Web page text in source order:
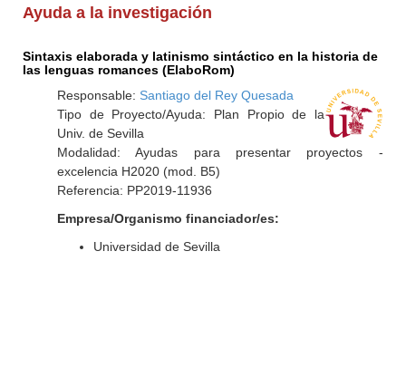
Ayuda a la investigación
Sintaxis elaborada y latinismo sintáctico en la historia de
las lenguas romances (ElaboRom)
Responsable: Santiago del Rey Quesada
Tipo de Proyecto/Ayuda: Plan Propio de la
Univ. de Sevilla
Modalidad: Ayudas para presentar proyectos -
excelencia H2020 (mod. B5)
Referencia: PP2019-11936
Empresa/Organismo financiador/es:
Universidad de Sevilla